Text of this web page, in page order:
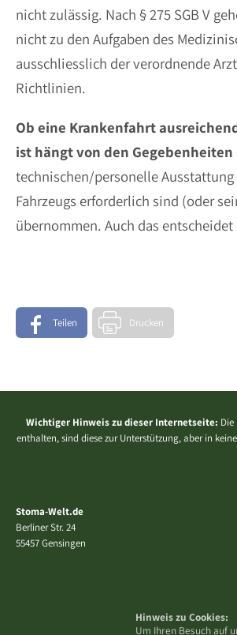
Hinweis zu Cookies:
Um Ihren Besuch auf
nicht zulässig. Nach § 275 SGB V
nicht zu den Aufgaben des
ausschliesslich der verordnende
Richtlinien.
Ob eine Krankenfahrt
ist hängt von den Gegebenheiten
technischen/personelle
Fahrzeugs erforderlich sind (oder
übernommen. Auch das
Teilen Drucken
Wichtiger Hinweis zu dieser Internetseite:
enthalten, sind diese zur Unterstützung, aber in
Stoma-Welt.de
Berliner Str. 24
55457 Gensingen